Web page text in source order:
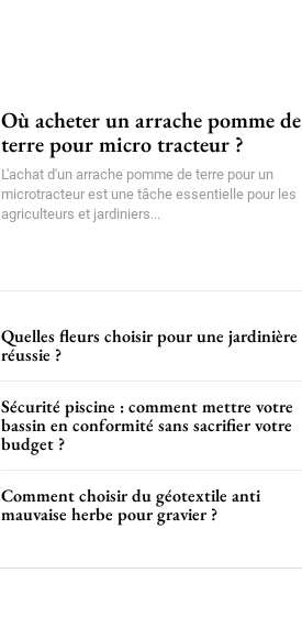
Où acheter un arrache pomme de
terre pour micro tracteur ?
L'achat d'un arrache pomme de terre pour un
microtracteur est une tâche essentielle pour les
agriculteurs et jardiniers...
Quelles fleurs choisir pour une jardinière
réussie ?
Sécurité piscine : comment mettre votre
bassin en conformité sans sacrifier votre
budget ?
Comment choisir du géotextile anti
mauvaise herbe pour gravier ?